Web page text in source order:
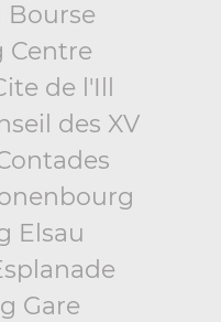
Bourse
Centre
de l'Ill
des XV
Elsau
Gare